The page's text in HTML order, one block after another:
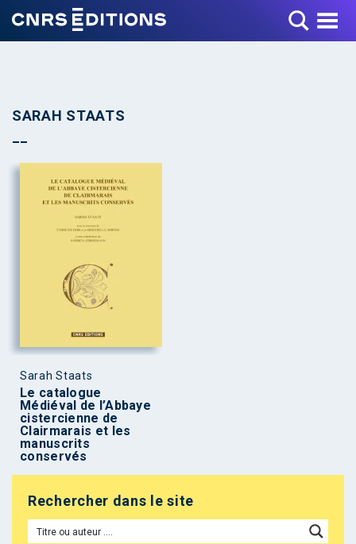
Toggle Menu
SARAH STAATS
Sarah Staats
Le catalogue
Médiéval de l’Abbaye
cistercienne de
Clairmarais et les
manuscrits
conservés
Rechercher dans le site